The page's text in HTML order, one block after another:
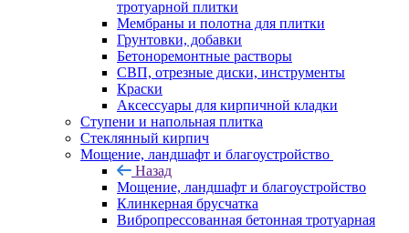
тротуарной плитки
Мембраны и полотна для плитки
Грунтовки, добавки
Бетоноремонтные растворы
СВП, отрезные диски, инструменты
Краски
Аксессуары для кирпичной кладки
Ступени и напольная плитка
Cтеклянный кирпич
Мощение, ландшафт и благоустройство
Назад
Мощение, ландшафт и благоустройство
Клинкерная брусчатка
Вибропрессованная бетонная тротуарная